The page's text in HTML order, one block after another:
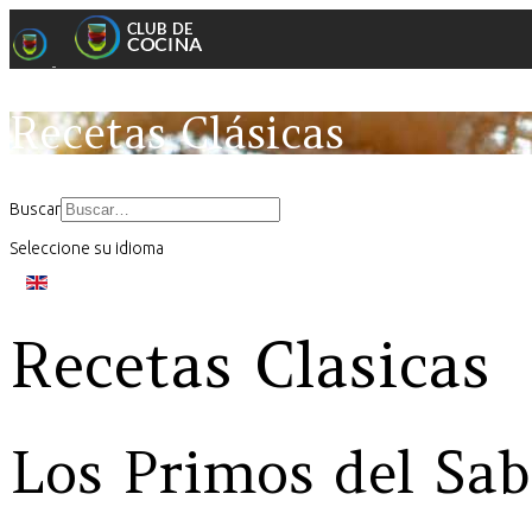
Recetas Clásicas
Buscar
Seleccione su idioma
Recetas Clasicas
Los Primos del